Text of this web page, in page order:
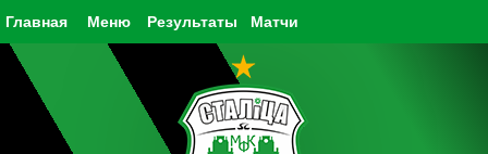
Главная Результаты Матчи
Меню